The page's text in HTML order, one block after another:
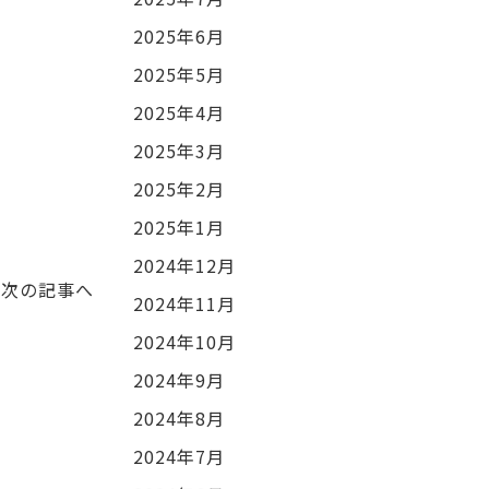
次の記事へ
2025年6月
2025年5月
2025年4月
2025年3月
2025年2月
2025年1月
2024年12月
2024年11月
2024年10月
2024年9月
2024年8月
2024年7月